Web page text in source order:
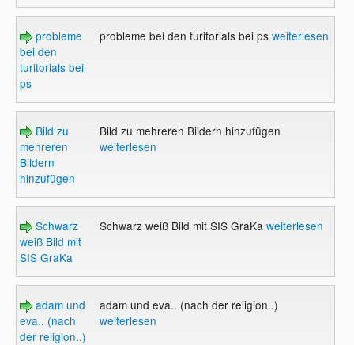
probleme
bei den
turitorials bei
ps
probleme bei den turitorials bei ps weiterlesen
Bild zu
mehreren
Bildern
hinzufügen
Bild zu mehreren Bildern hinzufügen
weiterlesen
Schwarz
weiß Bild mit
SIS GraKa
Schwarz weiß Bild mit SIS GraKa weiterlesen
adam und
eva.. (nach
der religion..)
adam und eva.. (nach der religion..)
weiterlesen